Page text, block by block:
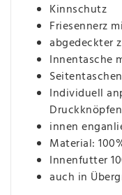
Kinnschutz
Friesennerz
abgedeckter
Innentasche
Individuell
Druckknöpfen
innen
Material:
Innenfutter
auch in